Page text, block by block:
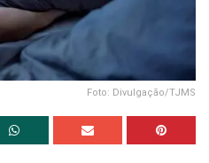
Foto: Divulgação/TJMS